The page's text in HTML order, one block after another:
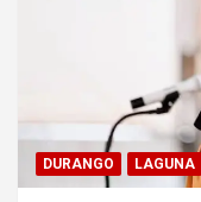
DURANGO LAGUNA